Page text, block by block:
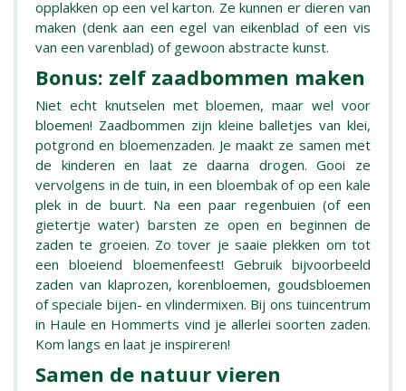
opplakken op een vel karton. Ze kunnen er dieren van
maken (denk aan een egel van eikenblad of een vis
van een varenblad) of gewoon abstracte kunst.
Bonus: zelf zaadbommen maken
Niet echt knutselen met bloemen, maar wel voor
bloemen! Zaadbommen zijn kleine balletjes van klei,
potgrond en bloemenzaden. Je maakt ze samen met
de kinderen en laat ze daarna drogen. Gooi ze
vervolgens in de tuin, in een bloembak of op een kale
plek in de buurt. Na een paar regenbuien (of een
gietertje water) barsten ze open en beginnen de
zaden te groeien. Zo tover je saaie plekken om tot
een bloeiend bloemenfeest! Gebruik bijvoorbeeld
zaden van klaprozen, korenbloemen, goudsbloemen
of speciale bijen- en vlindermixen. Bij ons tuincentrum
in Haule en Hommerts vind je allerlei soorten zaden.
Kom langs en laat je inspireren!
Samen de natuur vieren